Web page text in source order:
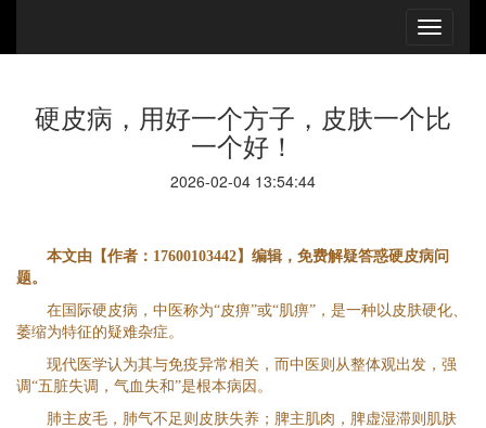
硬皮病，用好一个方子，皮肤一个比
一个好！
2026-02-04 13:54:44
本文由【作者：17600103442】编辑，免费解疑答惑硬皮病问
题。
在国际硬皮病，中医称为“皮痹”或“肌痹”，是一种以皮肤硬化、
萎缩为特征的疑难杂症。
现代医学认为其与免疫异常相关，而中医则从整体观出发，强
调“五脏失调，气血失和”是根本病因。
肺主皮毛，肺气不足则皮肤失养；脾主肌肉，脾虚湿滞则肌肤